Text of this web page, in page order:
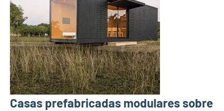
Casas prefabricadas modulares sobre